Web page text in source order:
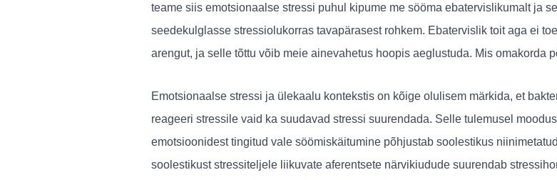
teame siis emotsionaalse stressi puhul kipume me sööma ebatervislikumalt ja
seedekulglasse stressiolukorras tavapärasest rohkem. Ebatervislik toit aga ei
arengut, ja selle tõttu võib meie ainevahetus hoopis aeglustuda. Mis omakorda
Emotsionaalse stressi ja ülekaalu kontekstis on kõige olulisem märkida, et
reageeri stressile vaid ka suudavad stressi suurendada. Selle tulemusel
emotsioonidest tingitud vale söömiskäitumine põhjustab soolestikus
soolestikust stressiteljele liikuvate aferentsete närvikiudude suurendab